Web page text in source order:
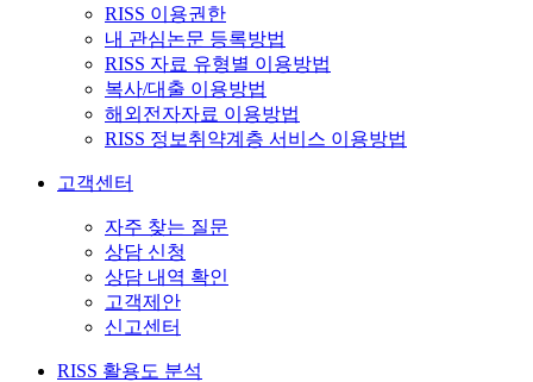
RISS 이용권한
내 관심논문 등록방법
RISS 자료 유형별 이용방법
복사/대출 이용방법
해외전자자료 이용방법
RISS 정보취약계층 서비스 이용방법
고객센터
자주 찾는 질문
상담 신청
상담 내역 확인
고객제안
신고센터
RISS 활용도 분석